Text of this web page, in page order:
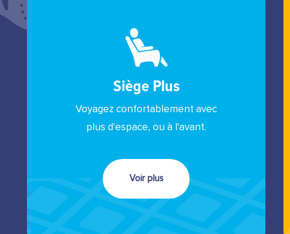
Siège Plus
Voyagez confortablement avec
plus d'espace, ou à l'avant.
Voir plus